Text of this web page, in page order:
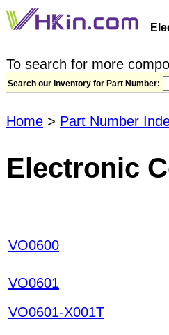
To search for more
Search our Inventory for Part Number:
Home > Part Number
Electronic
VO0600
VO0601
VO0601-X001T